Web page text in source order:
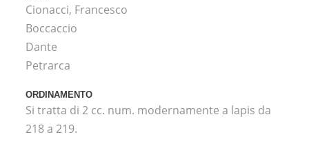
Cionacci, Francesco
Boccaccio
Dante
Petrarca
ORDINAMENTO
Si tratta di 2 cc. num. modernamente a lapis da
218 a 219.